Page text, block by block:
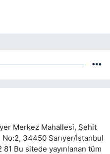
Merkez Mahallesi, Şehit
No:2, 34450 Sarıyer/İstanbul
Bu sitede yayınlanan tüm